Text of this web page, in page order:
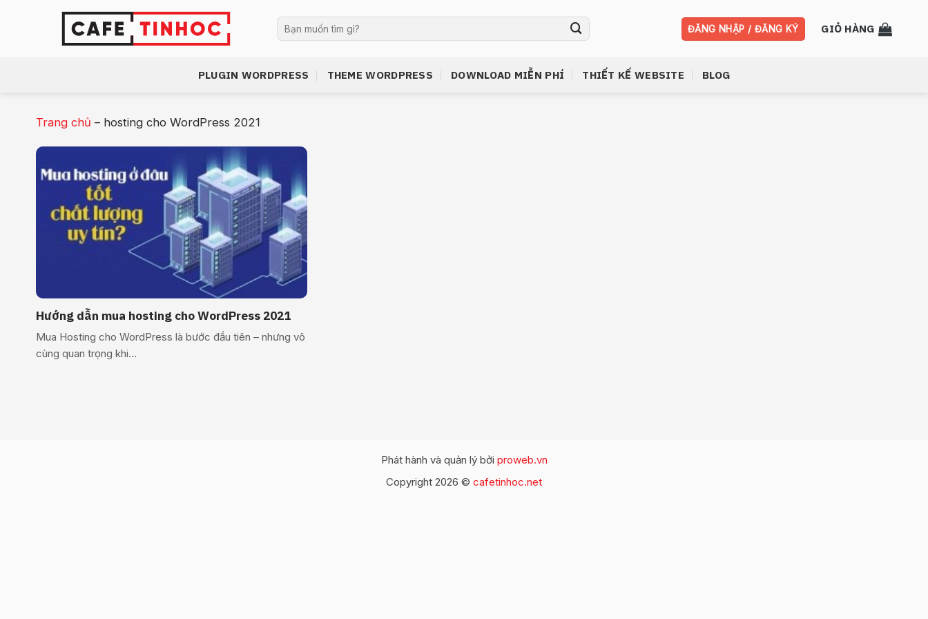
Tìm
kiếm:
ĐĂNG NHẬP / ĐĂNG KÝ GIỎ HÀNG
PLUGIN WORDPRESS THEME WORDPRESS DOWNLOAD MIỄN PHÍ THIẾT KẾ WEBSITE BLOG
Trang chủ – hosting cho WordPress 2021
Hướng dẫn mua hosting cho WordPress 2021
Mua Hosting cho WordPress là bước đầu tiên – nhưng vô
cùng quan trọng khi...
Phát hành và quản lý bởi proweb.vn
Copyright 2026 © cafetinhoc.net